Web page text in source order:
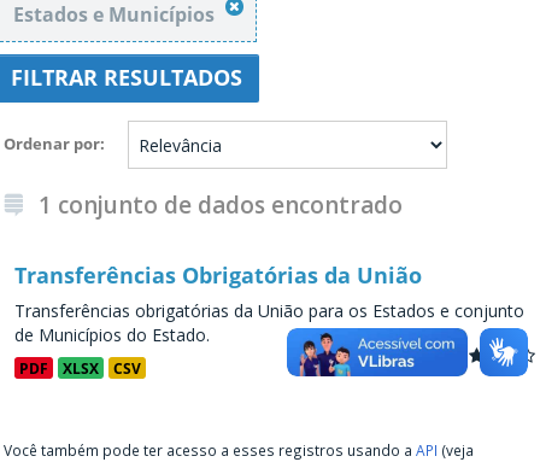
Estados e Municípios
FILTRAR RESULTADOS
Ordenar por
1 conjunto de dados encontrado
Transferências Obrigatórias da União
Transferências obrigatórias da União para os Estados e conjunto
de Municípios do Estado.
PDF XLSX CSV
Você também pode ter acesso a esses registros usando a API (veja